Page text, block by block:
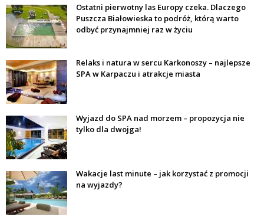
Ostatni pierwotny las Europy czeka. Dlaczego
Puszcza Białowieska to podróż, którą warto
odbyć przynajmniej raz w życiu
Relaks i natura w sercu Karkonoszy – najlepsze
SPA w Karpaczu i atrakcje miasta
Wyjazd do SPA nad morzem – propozycja nie
tylko dla dwojga!
Wakacje last minute – jak korzystać z promocji
na wyjazdy?